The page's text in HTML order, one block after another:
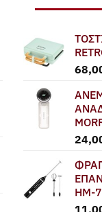
HM-